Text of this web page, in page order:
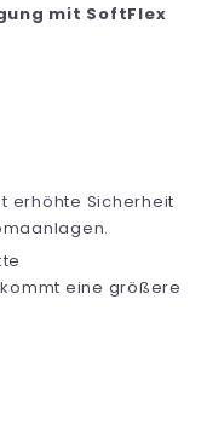
mit SoftFlex
erhöhte Sicherheit
eine größere